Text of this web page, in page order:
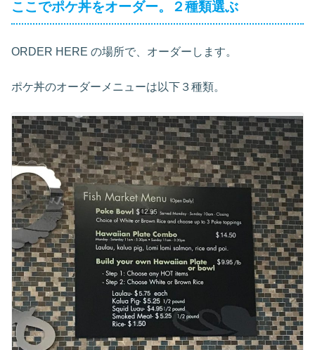
ここでポケ丼をオーダー。２種類選ぶ
ORDER HERE の場所で、オーダーします。
ポケ丼のオーダーメニューは以下３種類。